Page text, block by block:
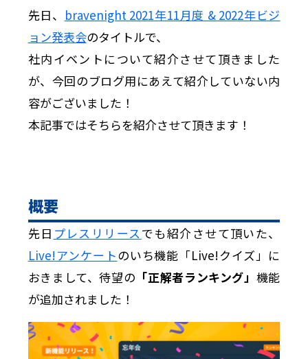
先日、 bravenight 2021年11月度 & 2022年ビジ
ョン発表会のタイトルで、
社内イベントについて紹介させて頂きました
が、今回のブログ用にあえて紹介していない内
容がございました！
本記事ではそちらを紹介させて頂きます！
概要
先日 プレスリリース でも紹介させて頂いた、
Live!アンケートのいち機能「Live!クイズ」に
おきまして、待望の 「正解者ランキング」 機能
が追加されました！